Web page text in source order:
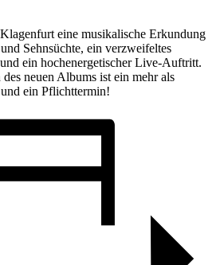
eine musikalische Erkundung
Sehnsüchte, ein verzweifeltes
ein hochenergetischer Live-Auftritt.
neuen Albums ist ein mehr als
ein Pflichttermin!